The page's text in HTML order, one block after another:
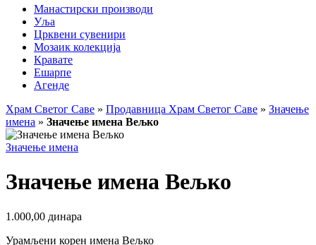
Манастирски производи
Уља
Црквени сувенири
Мозаик колекција
Кравате
Ешарпе
Агенде
Храм Светог Саве » Продавница Храм Светог Саве » Значење
имена » Значење имена Вељко
Значење имена
Значење имена Вељко
1.000,00 динара
Урамљени корен имена Вељко